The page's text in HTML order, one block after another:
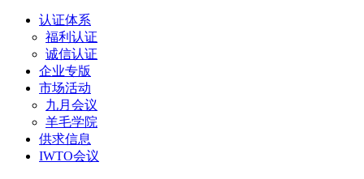
认证体系
福利认证
诚信认证
企业专版
市场活动
九月会议
羊毛学院
供求信息
IWTO会议